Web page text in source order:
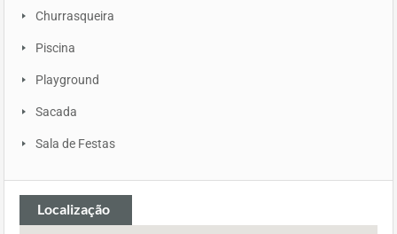
Churrasqueira
Piscina
Playground
Sacada
Sala de Festas
Localização